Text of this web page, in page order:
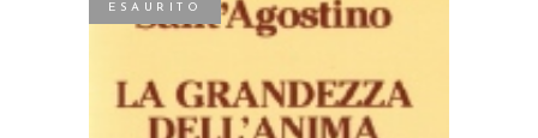
ESAURITO